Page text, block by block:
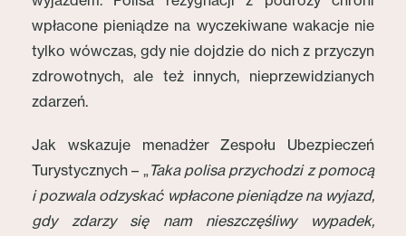
wpłacone pieniądze na wyczekiwane wakacje nie
tylko wówczas, gdy nie dojdzie do nich z przyczyn
zdrowotnych, ale też innych, nieprzewidzianych
zdarzeń.
Jak wskazuje menadżer Zespołu Ubezpieczeń
Turystycznych – „Taka polisa przychodzi z pomocą
i pozwala odzyskać wpłacone pieniądze na wyjazd,
gdy zdarzy się nam nieszczęśliwy wypadek,